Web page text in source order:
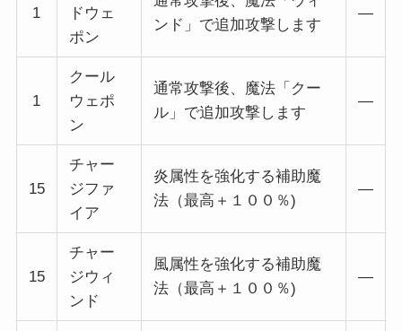
1
ドウェ
ポン
ンド」で追加攻撃します
―
1
クール
ウェポ
ン
通常攻撃後、魔法「クー
ル」で追加攻撃します
―
15
チャー
ジファ
イア
炎属性を強化する補助魔
法（最高＋１００％)
―
15
チャー
ジウィ
ンド
風属性を強化する補助魔
法（最高＋１００％)
―